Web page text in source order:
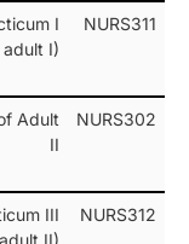
NURS311
I
adult I)
NURS302
Adult
II
NURS312
III